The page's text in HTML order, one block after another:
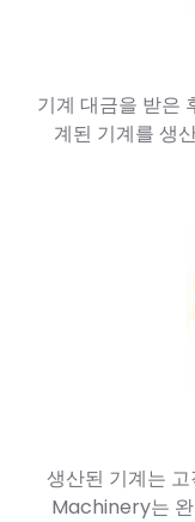
기계 대금을 받은
계된 기계를 생
생산된 기계는
Machinery는 완